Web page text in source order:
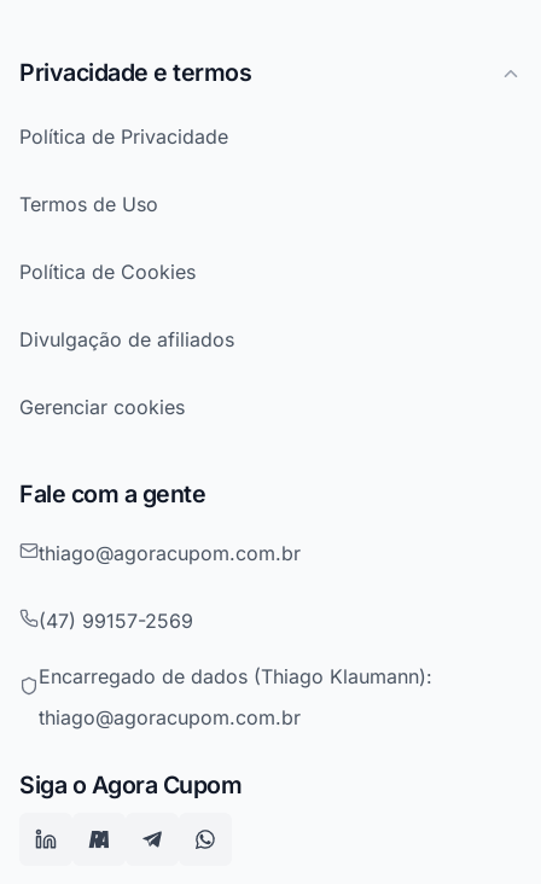
Privacidade e termos
Política de Privacidade
Termos de Uso
Política de Cookies
Divulgação de afiliados
Gerenciar cookies
Fale com a gente
thiago@agoracupom.com.br
(47) 99157-2569
Encarregado de dados (Thiago Klaumann):
thiago@agoracupom.com.br
Siga o Agora Cupom